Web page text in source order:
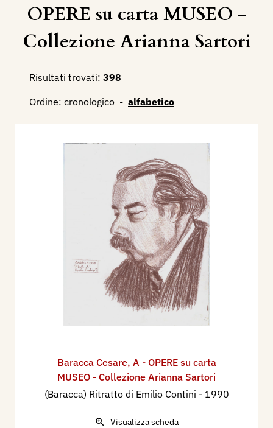
OPERE su carta MUSEO -
Collezione Arianna Sartori
Risultati trovati: 398
Ordine: cronologico - alfabetico
Baracca Cesare, A - OPERE su carta
MUSEO - Collezione Arianna Sartori
(Baracca) Ritratto di Emilio Contini - 1990
Visualizza scheda